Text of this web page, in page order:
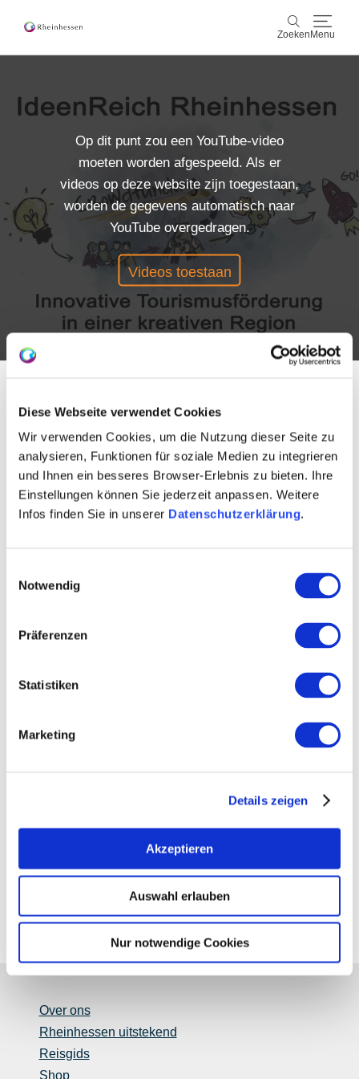
Diese Webseite verwendet Cookies
Wir verwenden Cookies, um die Nutzung dieser Seite zu
analysieren, Funktionen für soziale Medien zu integrieren
und Ihnen ein besseres Browser-Erlebnis zu bieten. Ihre
Einstellungen können Sie jederzeit anpassen. Weitere
Infos finden Sie in unserer Datenschutzerklärung.
Notwendig
Präferenzen
Statistiken
Marketing
Details zeigen
Akzeptieren
Auswahl erlauben
Nur notwendige Cookies
Zoeken Menu
Zoeken
wijn & gastronomie
actief & natuur
Cultuur & Steden
Events
reservering & service
Rheinhessen-Blog kaart
Op dit punt zou een YouTube-video
moeten worden afgespeeld. Als er
videos op deze website zijn toegestaan,
worden de gegevens automatisch naar
YouTube overgedragen.
Videos toestaan
Uitspraak
Wijk Mainz-Bingen
"Om Rheinhessen als een dynamische wijntoeristische
project" IdeenReich - De crowdfundingwedstrijd van de
Rheinhessen-reisregio ". Als district Mainz-Bingen zijn
Maatregel en we zijn blij dat we het project een goede
regio. "
Over ons
Rheinhessen uitstekend
Reisgids
Shop